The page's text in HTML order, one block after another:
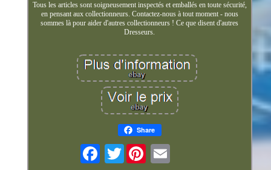
Tous les articles sont soigneusement inspectés et emballés en toute sécurité,
en pensant aux collectionneurs. Contactez-nous à tout moment - nous
sommes là pour aider d'autres collectionneurs ! Ce que disent d'autres
Dresseurs.
Share
Twitter